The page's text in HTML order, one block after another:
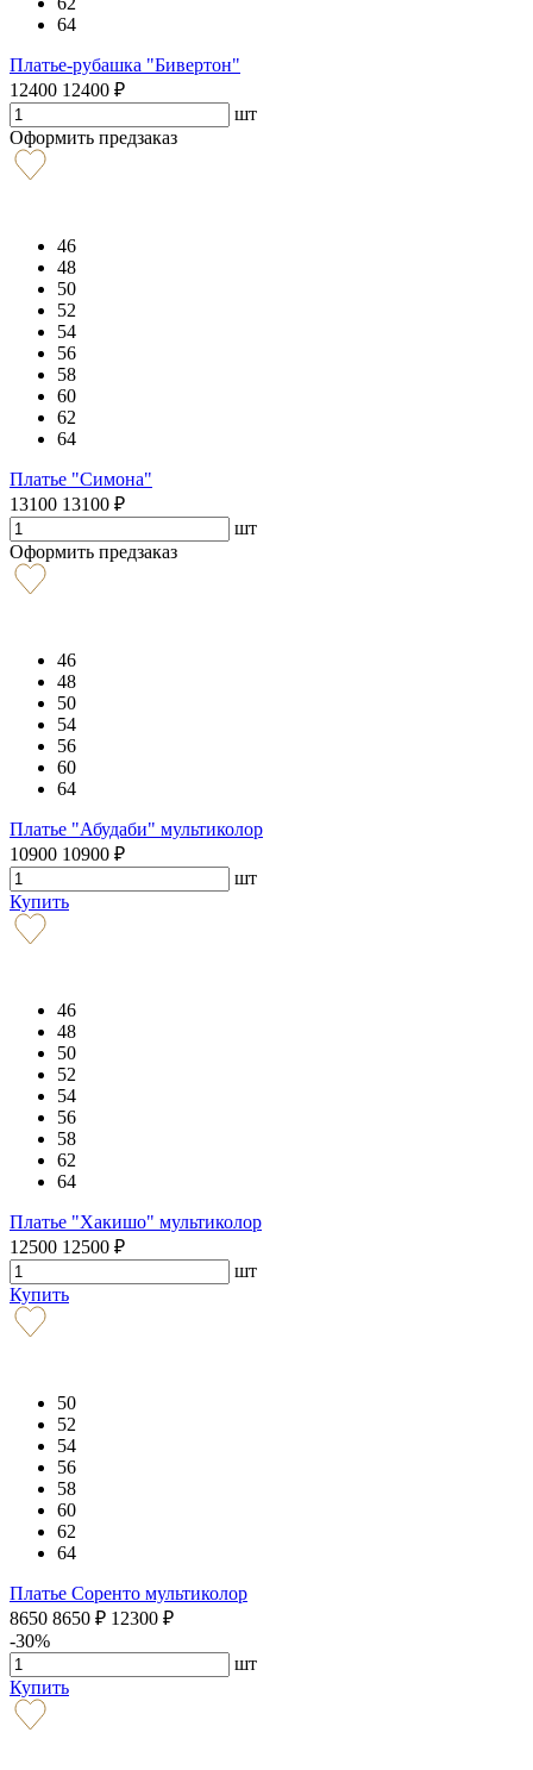
64
Платье-рубашка "Бивертон"
12400 12400 ₽
шт
Оформить предзаказ
46
48
50
52
54
56
58
60
62
64
Платье "Симона"
13100 13100 ₽
шт
Оформить предзаказ
46
48
50
54
56
60
64
Платье "Абудаби" мультиколор
10900 10900 ₽
шт
Купить
46
48
50
52
54
56
58
62
64
Платье "Хакишо" мультиколор
12500 12500 ₽
шт
Купить
50
52
54
56
58
60
62
64
Платье Соренто мультиколор
8650 8650 ₽ 12300 ₽
-30%
шт
Купить